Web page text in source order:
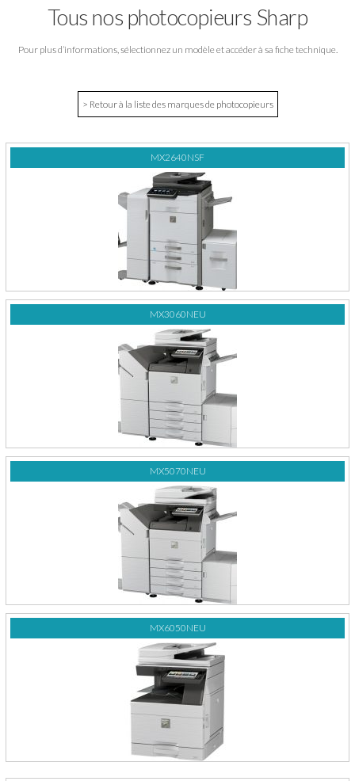
Tous nos photocopieurs Sharp
Pour plus d’informations, sélectionnez un modèle et accéder à sa fiche technique.
> Retour à la liste des marques de photocopieurs
MX2640NSF
MX3060NEU
MX5070NEU
MX6050NEU